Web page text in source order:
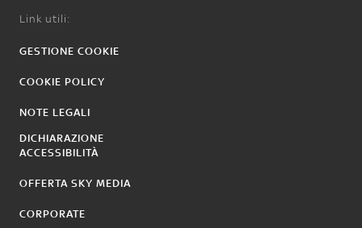
Link utili:
GESTIONE COOKIE
COOKIE POLICY
NOTE LEGALI
DICHIARAZIONE
ACCESSIBILITÀ
OFFERTA SKY MEDIA
CORPORATE